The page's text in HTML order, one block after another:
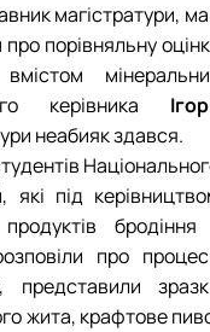
магістратури,
порівняльну
керівника
неабияк здався.
які під
бродіння
про
представили
жита, крафтове